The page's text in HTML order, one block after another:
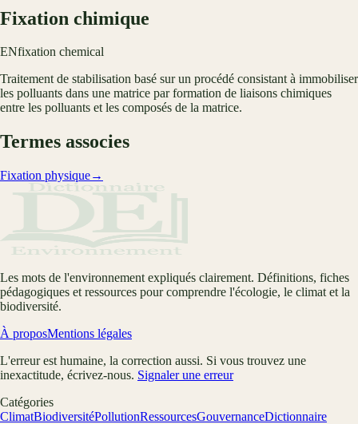
Fixation chimique
ENfixation chemical
Traitement de stabilisation basé sur un procédé consistant à immobiliser
les polluants dans une matrice par formation de liaisons chimiques
entre les polluants et les composés de la matrice.
Termes associes
Fixation physique→
Les mots de l'environnement expliqués clairement. Définitions, fiches
pédagogiques et ressources pour comprendre l'écologie, le climat et la
biodiversité.
À proposMentions légales
L'erreur est humaine, la correction aussi. Si vous trouvez une
inexactitude, écrivez-nous. Signaler une erreur
Catégories
ClimatBiodiversitéPollutionRessourcesGouvernanceDictionnaire